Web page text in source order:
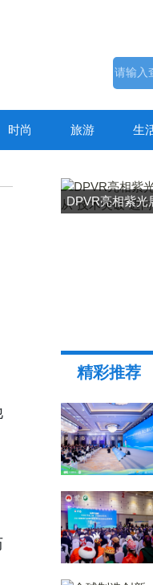
时尚 旅游 生
东方药林"雪康
精彩推荐